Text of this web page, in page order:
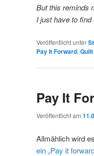
But this reminds
I just have to
Veröffentlicht unter
Pay It Forward, Quilt
Pay It
Veröffentlicht am
Allmählich wird
ein „Pay it